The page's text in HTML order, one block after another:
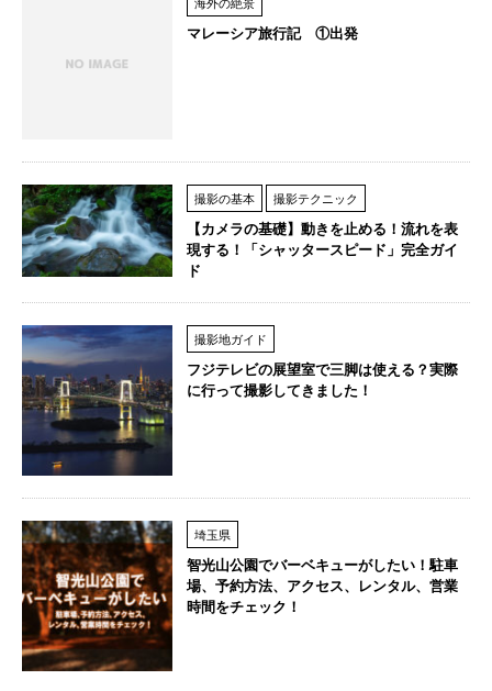
マレーシア旅行記 ①出発
撮影の基本 撮影テクニック
【カメラの基礎】動きを止める！流れを表
現する！「シャッタースピード」完全ガイ
ド
撮影地ガイド
フジテレビの展望室で三脚は使える？実際
に行って撮影してきました！
埼玉県
智光山公園でバーベキューがしたい！駐車
場、予約方法、アクセス、レンタル、営業
時間をチェック！